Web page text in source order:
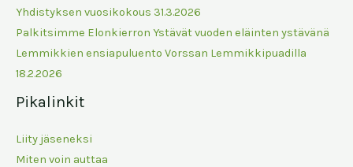
Yhdistyksen vuosikokous 31.3.2026
Palkitsimme Elonkierron Ystävät vuoden eläinten ystävänä
Lemmikkien ensiapuluento Vorssan Lemmikkipuadilla
18.2.2026
Pikalinkit
Liity jäseneksi
Miten voin auttaa